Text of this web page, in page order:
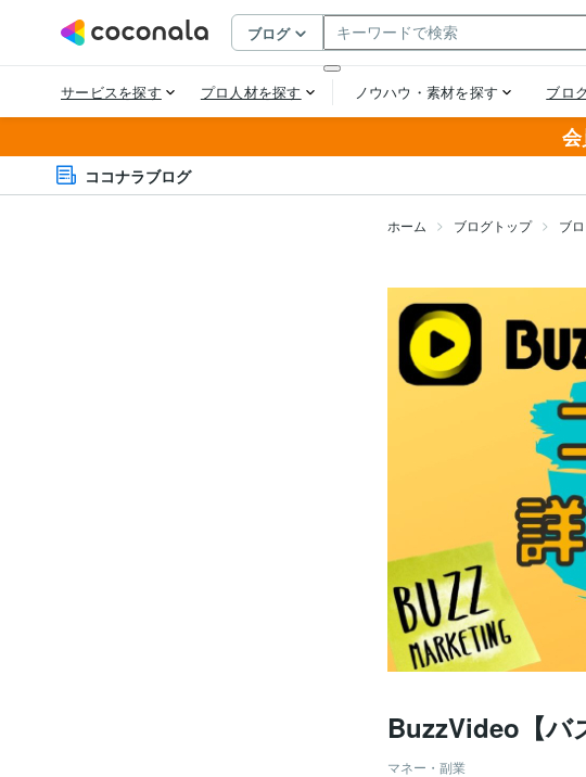
ココナラブログ
ホーム ブログトップ ブ
BuzzVideo【バ
マネー・副業